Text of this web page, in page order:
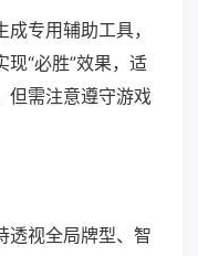
专用辅助工具，
“必胜”效果，适
但需注意遵守游戏
透视全局牌型、智